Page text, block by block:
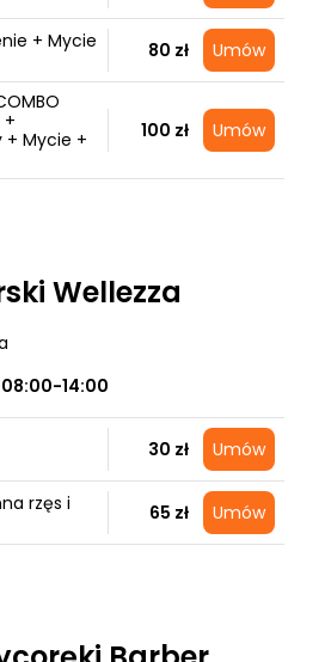
+ Mycie
80 zł Umów
+ Mycie +
100 zł Umów
Wellezza
08:00-14:00
30 zł Umów
rzęs i
65 zł Umów